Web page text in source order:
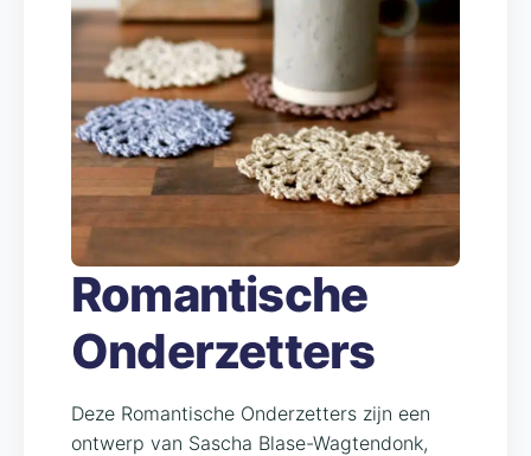
Romantische
Onderzetters
Deze Romantische Onderzetters zijn een
ontwerp van Sascha Blase-Wagtendonk,